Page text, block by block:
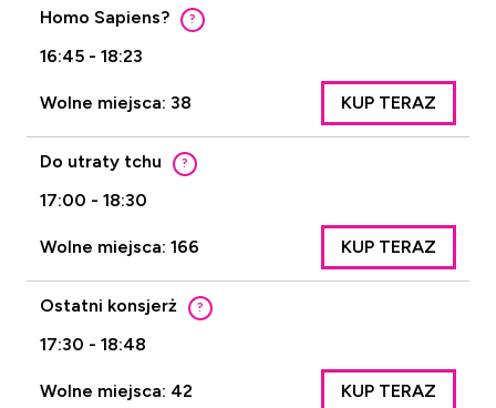
Homo Sapiens? ?
16:45 - 18:23
Wolne miejsca: 38 KUP TERAZ
Do utraty tchu ?
17:00 - 18:30
Wolne miejsca: 166 KUP TERAZ
Ostatni konsjerż ?
17:30 - 18:48
Wolne miejsca: 42 KUP TERAZ